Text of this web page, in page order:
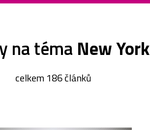
na téma New York
celkem 186 článků